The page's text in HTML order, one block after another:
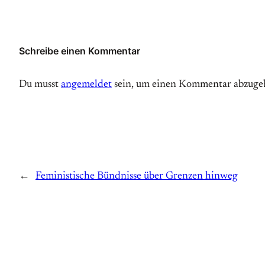
Schreibe einen Kommentar
Du musst angemeldet sein, um einen Kommentar
← Feministische Bündnisse über Grenzen hinweg